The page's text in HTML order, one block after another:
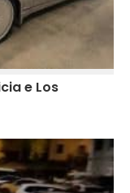
e Los